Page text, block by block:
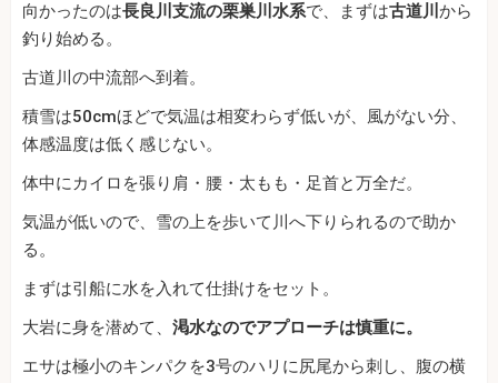
向かったのは長良川支流の栗巣川水系で、まずは古道川 から
釣り始める。
古道川の中流部へ到着。
積雪は50cmほどで気温は相変わらず低いが、風がない分、
体感温度は低く感じない。
体中にカイロを張り肩・腰・太もも・足首と万全だ。
気温が低いので、雪の上を歩いて川へ下りられるので助か
る。
まずは引船に水を入れて仕掛けをセット。
大岩に身を潜めて、 渇水なのでアプローチは慎重に。
エサは極小のキンパクを3号のハリに尻尾から刺し、腹の横